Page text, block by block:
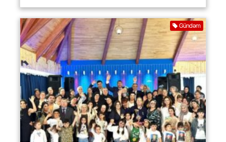
Gündəm